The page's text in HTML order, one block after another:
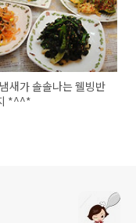
새가 솔솔나는 웰빙반
*^^*